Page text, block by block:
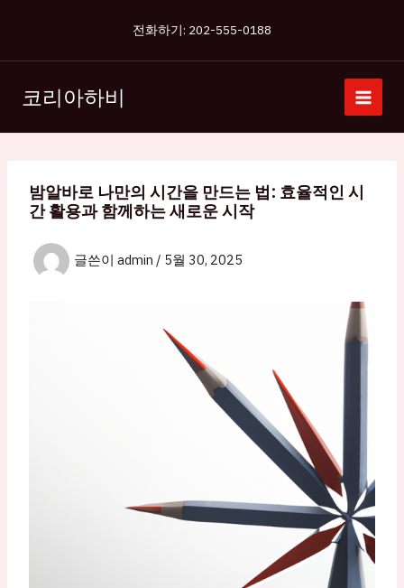
츠
너
전화하기: 202-555-0188
코리아하비
밤알바로 나만의 시간을 만드는 법: 효율적인 시
간 활용과 함께하는 새로운 시작
글쓴이 admin / 5월 30, 2025